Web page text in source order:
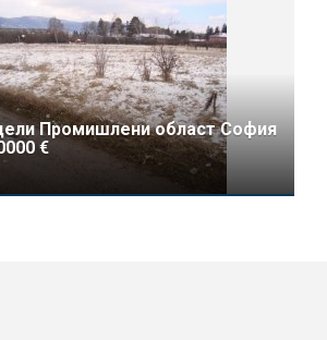
Промишлени област София
€